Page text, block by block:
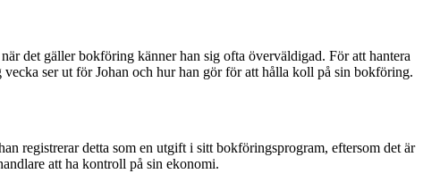
det gäller bokföring känner han sig ofta överväldigad. För att hantera
ser ut för Johan och hur han gör för att hålla koll på sin bokföring.
registrerar detta som en utgift i sitt bokföringsprogram, eftersom det är
att ha kontroll på sin ekonomi.